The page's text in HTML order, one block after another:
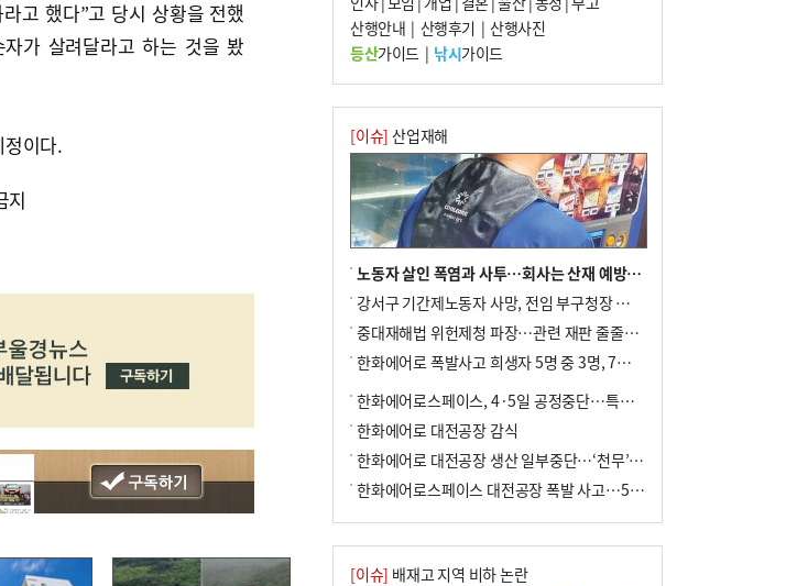
고 했다”고 당시 상황을 전했
가 살려달라고 하는 것을 봤
이다.
지
9
외국인 선원 ‘인신매매 경유지’ 된 부산…
우려가 현실로
10 [사설] 해수부 신청사 북항으로 확정, 해양
수도 도약의 전환점
산행안내 | 산행후기 | 산행사진
등산가이드| 낚시가이드
[이슈] 산업재해
노동자 살인 폭염과 사투…회사는 산재 예방·전기료 절감 전력
강서구 기간제노동자 사망, 전임 부구청장 檢 송치
중대재해법 위헌제청 파장…관련 재판 줄줄이 브레이크
한화에어로 폭발사고 희생자 5명 중 3명, 7일 영면
한화에어로스페이스, 4·5일 공정중단…특별 안전점검
한화에어로 대전공장 감식
한화에어로 대전공장 생산 일부중단…‘천무’ 수출 비상
한화에어로스페이스 대전공장 폭발 사고…5명 사망·2명 부상(종합)
[이슈] 배재고 지역 비하 논란